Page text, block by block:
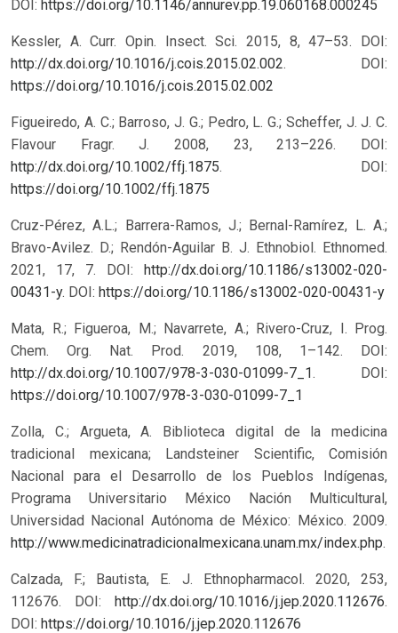
DOI: https://doi.org/10.1146/annurev.pp.19.060168.000245
Kessler, A. Curr. Opin. Insect. Sci. 2015, 8, 47–53. DOI:
http://dx.doi.org/10.1016/j.cois.2015.02.002. DOI:
https://doi.org/10.1016/j.cois.2015.02.002
Figueiredo, A. C.; Barroso, J. G.; Pedro, L. G.; Scheffer, J. J. C.
Flavour Fragr. J. 2008, 23, 213–226. DOI:
http://dx.doi.org/10.1002/ffj.1875. DOI:
https://doi.org/10.1002/ffj.1875
Cruz-Pérez, A.L.; Barrera-Ramos, J.; Bernal-Ramírez, L. A.;
Bravo-Avilez. D.; Rendón-Aguilar B. J. Ethnobiol. Ethnomed.
2021, 17, 7. DOI: http://dx.doi.org/10.1186/s13002-020-
00431-y. DOI: https://doi.org/10.1186/s13002-020-00431-y
Mata, R.; Figueroa, M.; Navarrete, A.; Rivero-Cruz, I. Prog.
Chem. Org. Nat. Prod. 2019, 108, 1–142. DOI:
http://dx.doi.org/10.1007/978-3-030-01099-7_1. DOI:
https://doi.org/10.1007/978-3-030-01099-7_1
Zolla, C.; Argueta, A. Biblioteca digital de la medicina
tradicional mexicana; Landsteiner Scientific, Comisión
Nacional para el Desarrollo de los Pueblos Indígenas,
Programa Universitario México Nación Multicultural,
Universidad Nacional Autónoma de México: México. 2009.
http://www.medicinatradicionalmexicana.unam.mx/index.php.
Calzada, F.; Bautista, E. J. Ethnopharmacol. 2020, 253,
112676. DOI: http://dx.doi.org/10.1016/j.jep.2020.112676.
DOI: https://doi.org/10.1016/j.jep.2020.112676